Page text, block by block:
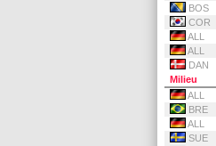
BOS
COR
ALL
ALL
DAN
Milieu
ALL
BRE
ALL
SUE